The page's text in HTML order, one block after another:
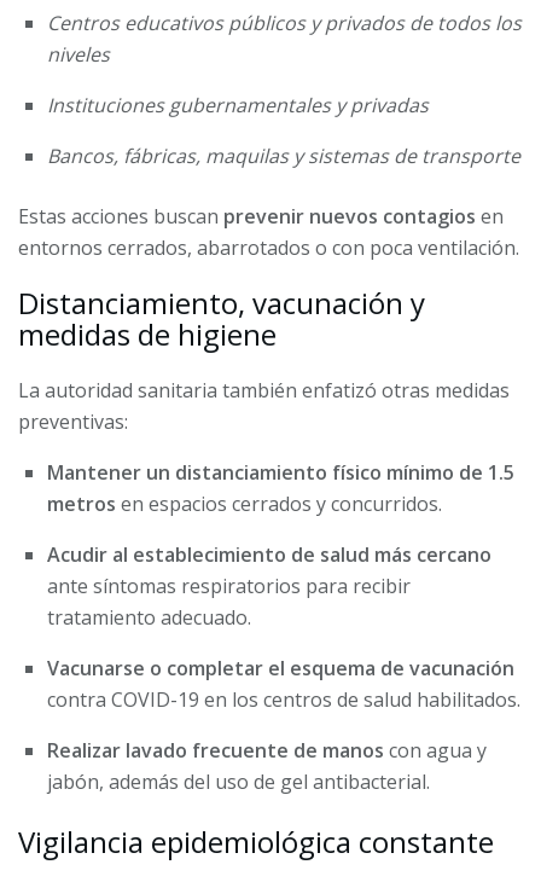
Centros educativos públicos y privados de todos los
niveles
Instituciones gubernamentales y privadas
Bancos, fábricas, maquilas y sistemas de transporte
Estas acciones buscan prevenir nuevos contagios en
entornos cerrados, abarrotados o con poca ventilación.
Distanciamiento, vacunación y
medidas de higiene
La autoridad sanitaria también enfatizó otras medidas
preventivas:
Mantener un distanciamiento físico mínimo de 1.5
metros en espacios cerrados y concurridos.
Acudir al establecimiento de salud más cercano
ante síntomas respiratorios para recibir
tratamiento adecuado.
Vacunarse o completar el esquema de vacunación
contra COVID-19 en los centros de salud habilitados.
Realizar lavado frecuente de manos con agua y
jabón, además del uso de gel antibacterial.
Vigilancia epidemiológica constante